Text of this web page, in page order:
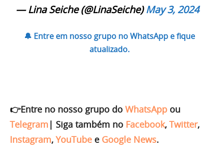
— Lina Seiche (@LinaSeiche)May 3, 2024
🔔 Entre em nosso grupo no WhatsApp e fique
atualizado.
👉Entre no nosso grupo do WhatsApp ou
Telegram | Siga também no Facebook, Twitter,
Instagram, YouTube e Google News.